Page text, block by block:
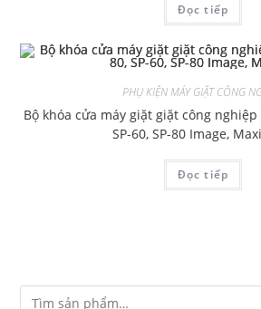
Đọc tiếp
PHỤ KIỆN MÁY GIẶT CÔNG
Bộ khóa cửa máy giặt giặt công nghiệp
SP-60, SP-80 Image,
Đọc tiếp